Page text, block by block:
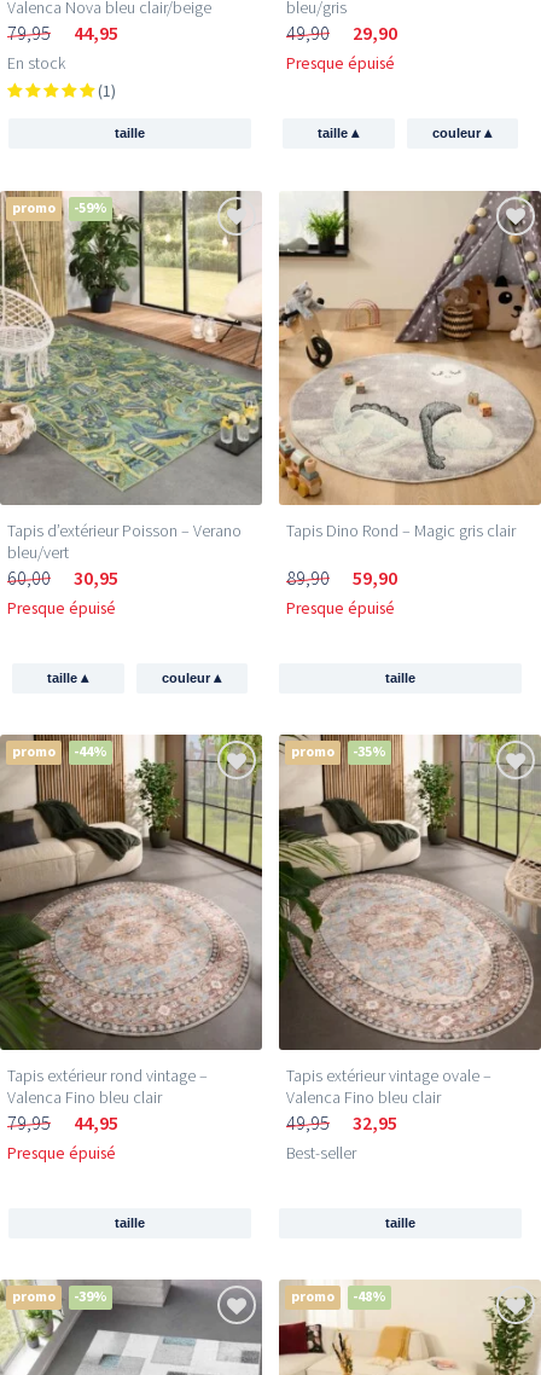
Valenca Nova bleu clair/beige
79,95 44,95
En stock
(1)
taille
bleu/gris
49,90 29,90
Presque épuisé
taille▴ couleur▴
promo -59%
Tapis d’extérieur Poisson – Verano
bleu/vert
60,00 30,95
Presque épuisé
taille▴ couleur▴
Tapis Dino Rond – Magic gris clair
89,90 59,90
Presque épuisé
taille
promo -44%
Tapis extérieur rond vintage –
Valenca Fino bleu clair
79,95 44,95
Presque épuisé
taille
promo -35%
Tapis extérieur vintage ovale –
Valenca Fino bleu clair
49,95 32,95
Best-seller
taille
promo -39% promo -48%